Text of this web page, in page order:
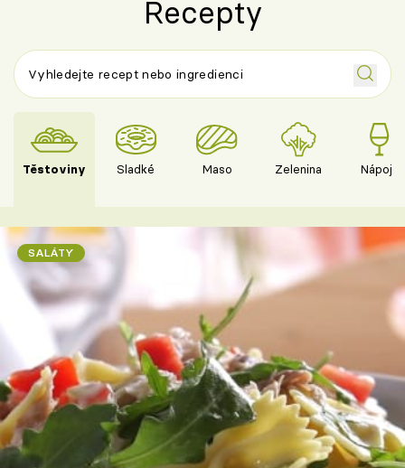
Recepty
Těstoviny Sladké Maso Zelenina Nápoje
SALÁTY